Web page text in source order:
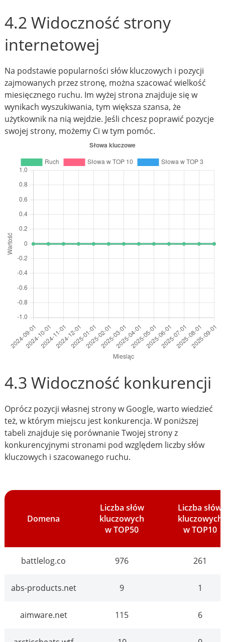
4.2 Widoczność strony
internetowej
Na podstawie popularności słów kluczowych i pozycji
zajmowanych przez stronę, można szacować wielkość
miesięcznego ruchu. Im wyżej strona znajduje się w
wynikach wyszukiwania, tym większa szansa, że
użytkownik na nią wejdzie. Jeśli chcesz poprawić pozycje
swojej strony, możemy Ci w tym pomóc.
4.3 Widoczność konkurencji
Oprócz pozycji własnej strony w Google, warto wiedzieć
też, w którym miejscu jest konkurencja. W poniższej
tabeli znajduje się porównanie Twojej strony z
konkurencyjnymi stronami pod względem liczby słów
kluczowych i szacowanego ruchu.
Domena
Liczba słów
kluczowych
w TOP50
Liczba słów
kluczowych
w TOP10
battlelog.co 976 261
abs-products.net 9 1
aimware.net 115 6